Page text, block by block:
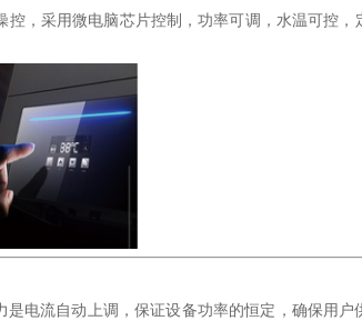
，采用微电脑芯片控制，功率可调，水温可控，
电流自动上调，保证设备功率的恒定，确保用户